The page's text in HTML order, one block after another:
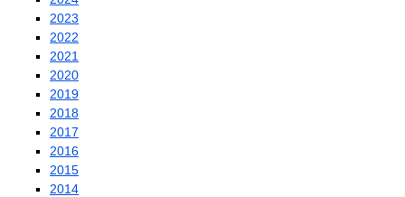
2023
2022
2021
2020
2019
2018
2017
2016
2015
2014